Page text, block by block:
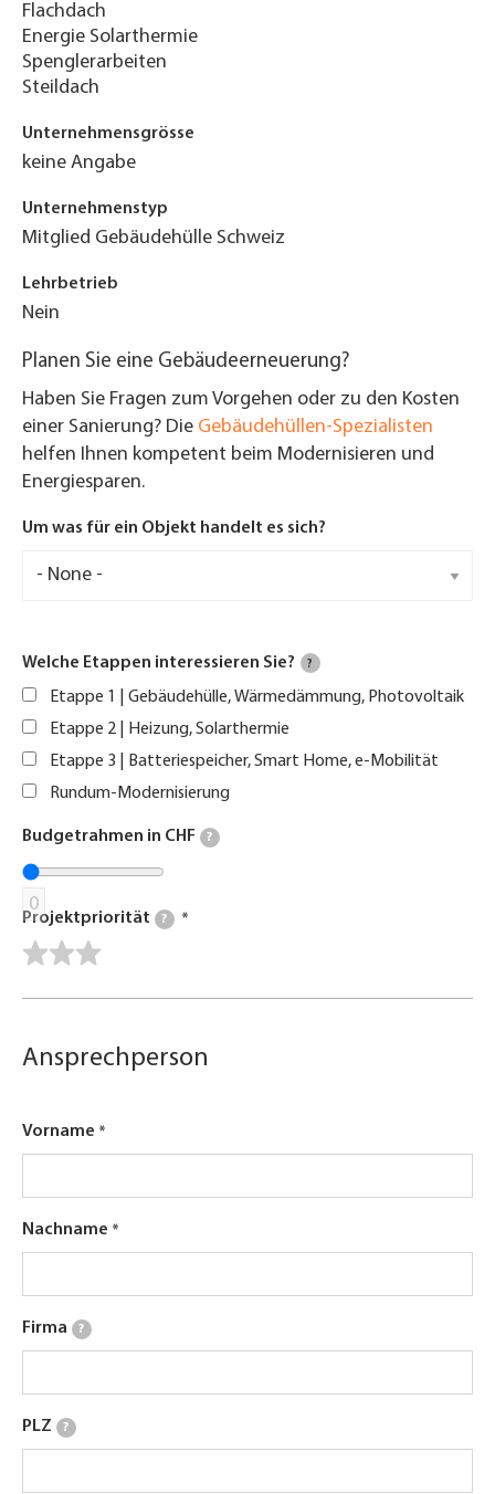
Flachdach
Energie Solarthermie
Spenglerarbeiten
Steildach
Unternehmensgrösse
keine Angabe
Unternehmenstyp
Mitglied Gebäudehülle Schweiz
Lehrbetrieb
Nein
Planen Sie eine Gebäudeerneuerung?
Haben Sie Fragen zum Vorgehen oder zu den Kosten
einer Sanierung? Die Gebäudehüllen-Spezialisten
helfen Ihnen kompetent beim Modernisieren und
Energiesparen.
Um was für ein Objekt handelt es sich?
Welche Etappen interessieren Sie? ?
Etappe 1 | Gebäudehülle, Wärmedämmung, Photovoltaik
Etappe 2 | Heizung, Solarthermie
Etappe 3 | Batteriespeicher, Smart Home, e-Mobilität
Rundum-Modernisierung
Budgetrahmen in CHF ?
0
Projektpriorität ?
Ansprechperson
Vorname
Nachname
Firma ?
PLZ ?